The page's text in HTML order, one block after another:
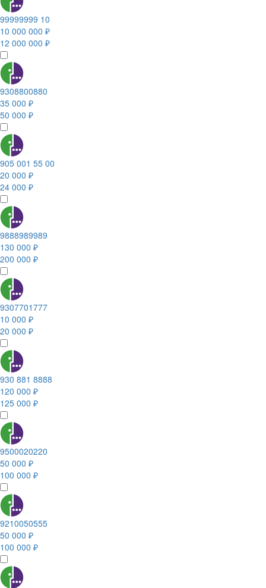
99999999 10
10 000 000 ₽
12 000 000 ₽
9308800880
35 000 ₽
50 000 ₽
905 001 55 00
20 000 ₽
24 000 ₽
9888989989
130 000 ₽
200 000 ₽
9307701777
10 000 ₽
20 000 ₽
930 881 8888
120 000 ₽
125 000 ₽
9500020220
50 000 ₽
100 000 ₽
9210050555
50 000 ₽
100 000 ₽